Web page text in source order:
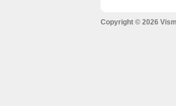
Copyright © 2026